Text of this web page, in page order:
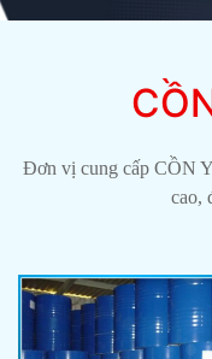
Đơn vị cung cấp CỒN
cao,